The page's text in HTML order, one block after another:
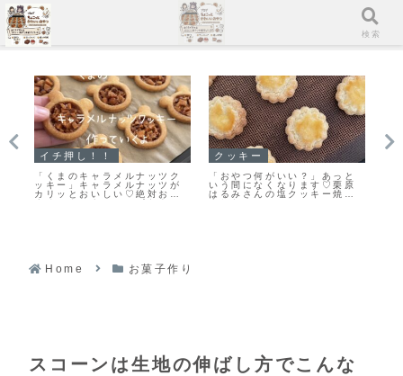
キャラメルナッツク
キャラメルナッツが
おいしい♡絶対おす
キーレシピだよ！
クッキー
「おやつ何がいい？」あっと
いう間になくなります♡栗原
はるみさんの塩クッキー焼き
ました！
マフィン
「濃厚ガトーショ
ン」冷やして美味
ンレシピだよ！
Home お菓子作り
スコーンは生地の伸ばし方でこんな
メニュー 検索